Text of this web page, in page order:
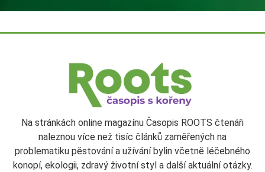
Na stránkách online magazínu Časopis ROOTS čtenáři
naleznou více než tisíc článků zaměřených na
problematiku pěstování a užívání bylin včetně léčebného
konopí, ekologii, zdravý životní styl a další aktuální otázky.